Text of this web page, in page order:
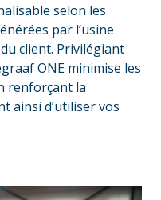
selon les
par l’usine
client. Privilégiant
ONE minimise les
renforçant la
ainsi d’utiliser vos